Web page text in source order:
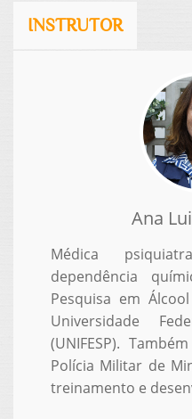
INSTRUTOR
Ana
Médica
dependência
Pesquisa em
Universidade
(UNIFESP).
Polícia Militar de
treinamento e